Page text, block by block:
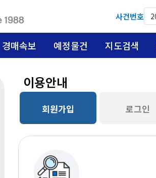
사건번호
경매속보 예정물건 지도검색
이용안내
회원가입 로그인